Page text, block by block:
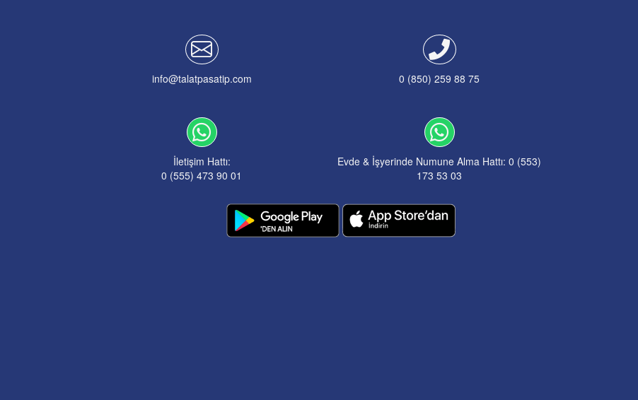
info@talatpasatip.com 0 (850) 259 88 75
İletişim Hattı:
0 (555) 473 90 01
Evde & İşyerinde Numune Alma Hattı: 0 (553)
173 53 03